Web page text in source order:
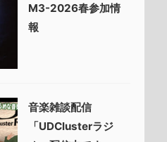
M3-2026春参加情
報
音楽雑談配信
「UDClusterラジ